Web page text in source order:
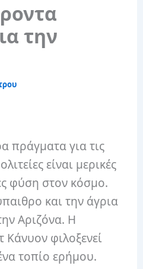
την
πράγματα για τις
είναι μερικές
φύση στον κόσμο.
και την άγρια
Αριζόνα. Η
Κάνυον φιλοξενεί
τοπίο ερήμου.